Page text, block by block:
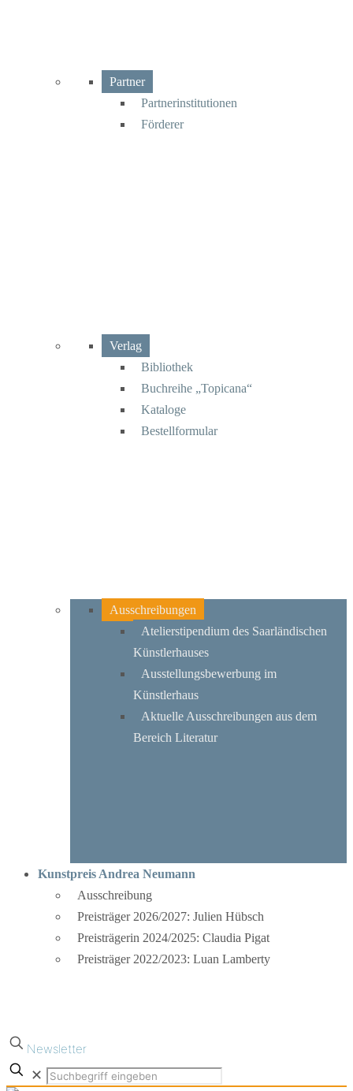
Partner
Partnerinstitutionen
Förderer
Verlag
Bibliothek
Buchreihe „Topicana“
Kataloge
Bestellformular
Ausschreibungen
Atelierstipendium des Saarländischen
Künstlerhauses
Ausstellungsbewerbung im
Künstlerhaus
Aktuelle Ausschreibungen aus dem
Bereich Literatur
Kunstpreis Andrea Neumann
Ausschreibung
Preisträger 2026/2027: Julien Hübsch
Preisträgerin 2024/2025: Claudia Pigat
Preisträger 2022/2023: Luan Lamberty
Newsletter
✕